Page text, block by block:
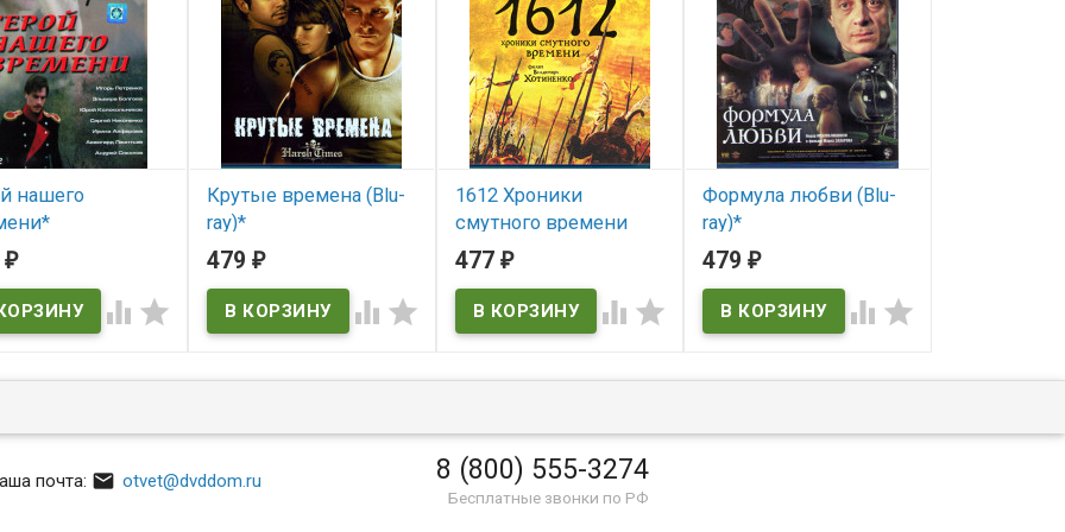
нашего
₽
 
Крутые времена (Blu-
ray)*
В наличии
479₽
 
1612 Хроники
смутного времени
(Blu-ray)*
В наличии
477 ₽
 
Формула любви (Blu-
ray)*
В наличии
479₽
 
почта:  otvet@dvddom.ru 8 (800) 555-3274
Бесплатные звонки по РФ